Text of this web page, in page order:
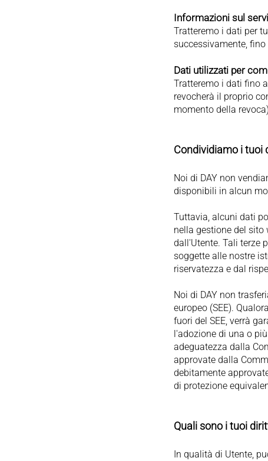
Informazioni sul
Tratteremo i dati per
successivamente,
Dati utilizzati per
Tratteremo i dati fino
revocherà il proprio
momento della
Condividiamo i tuoi
Noi di DAY non
disponibili in alcun
Tuttavia, alcuni dati
nella gestione del
dall'Utente. Tali terze
soggette alle nostre
riservatezza e dal
Noi di DAY non
europeo (SEE).
fuori del SEE, verrà
l'adozione di una o
adeguatezza dalla
approvate dalla
debitamente
di protezione
Quali sono i tuoi
In qualità di Utente,